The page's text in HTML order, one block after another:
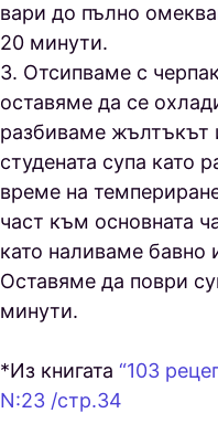
вари до пълно
20 минути.
3. Отсипваме с
оставяме да се
разбиваме жълтъкът
студената супа като
време на
част към основната
като наливаме бавно
Оставяме да поври
минути.
*Из книгата “103
N:23 /стр.34